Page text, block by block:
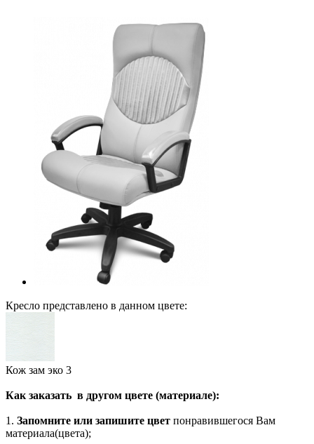
Кресло представлено в данном цвете:
Кож зам эко 3
Как заказать в другом цвете (материале):
1. Запомните или запишите цвет понравившегося Вам
материала(цвета);